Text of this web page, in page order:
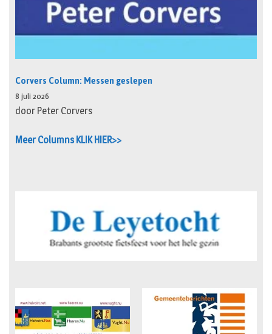
Corvers Column: Messen geslepen
8 juli 2026
door Peter Corvers
Meer Columns KLIK HIER>>